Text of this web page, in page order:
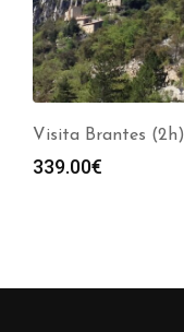
Visita Brantes (2h)
339.00€